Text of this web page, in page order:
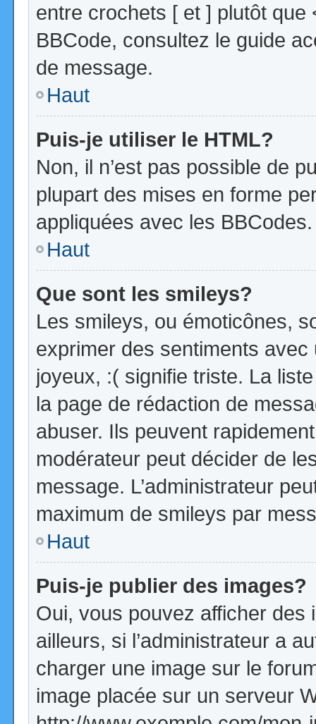
entre crochets [ et ] plutôt que
BBCode, consultez le guide
de message.
Haut
Puis-je utiliser le HTML?
Non, il n’est pas possible de
plupart des mises en forme
appliquées avec les BBCodes.
Haut
Que sont les smileys?
Les smileys, ou émoticônes,
exprimer des sentiments
joyeux, :( signifie triste. La
la page de rédaction de
abuser. Ils peuvent
modérateur peut décider de
message. L’administrateur
maximum de smileys par
Haut
Puis-je publier des images?
Oui, vous pouvez afficher
ailleurs, si l’administrateur a
charger une image sur le
image placée sur un serveur